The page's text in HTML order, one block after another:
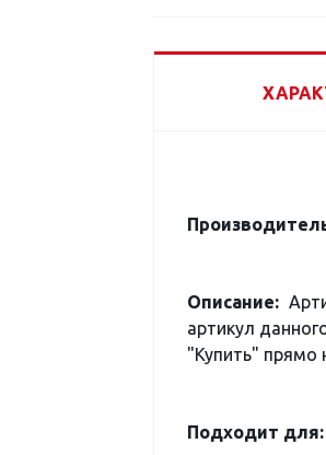
Описание:
артикул
"Купить" прямо
Подходит для: